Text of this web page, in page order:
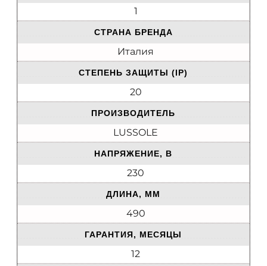
1
СТРАНА БРЕНДА
Италия
СТЕПЕНЬ ЗАЩИТЫ (IP)
20
ПРОИЗВОДИТЕЛЬ
LUSSOLE
НАПРЯЖЕНИЕ, В
230
ДЛИНА, ММ
490
ГАРАНТИЯ, МЕСЯЦЫ
12